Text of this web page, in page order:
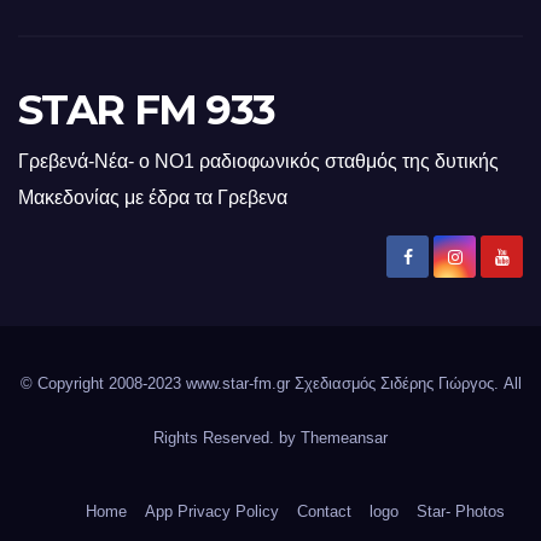
STAR FM 933
Γρεβενά-Νέα- ο ΝΟ1 ραδιοφωνικός σταθμός της δυτικής
Μακεδονίας με έδρα τα Γρεβενα
© Copyright 2008-2023 www.star-fm.gr Σχεδιασμός Σιδέρης Γιώργος. All
Rights Reserved. by Themeansar
Home App Privacy Policy Contact logo Star- Photos